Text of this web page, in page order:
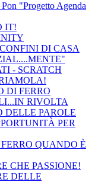
"Progetto Agenda
IT!
DI CASA
- SCRATCH
DI FERRO
RIVOLTA
DELLE PAROLE
PER
QUANDO È
CHE PASSIONE!
DELLE